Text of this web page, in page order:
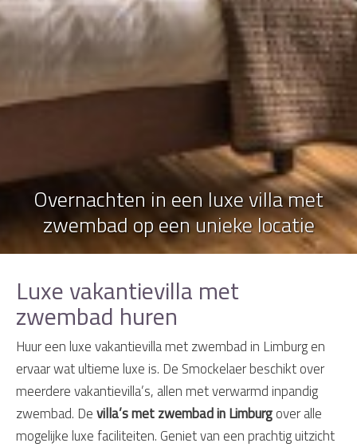
Overnachten in een luxe villa met
zwembad op een unieke locatie
Luxe vakantievilla met
zwembad huren
Huur een luxe vakantievilla met zwembad in Limburg en
ervaar wat ultieme luxe is. De Smockelaer beschikt over
meerdere vakantievilla’s, allen met verwarmd inpandig
zwembad. Devilla’s met zwembad in Limburgover alle
mogelijke luxe faciliteiten. Geniet van een prachtig uitzicht